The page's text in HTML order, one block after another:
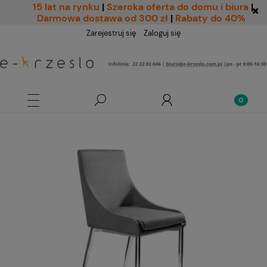
15 lat na rynku | Szeroka oferta do domu i biura |
Darmowa dostawa od 300 zł | Rabaty do 40%
Zarejestruj się Zaloguj się